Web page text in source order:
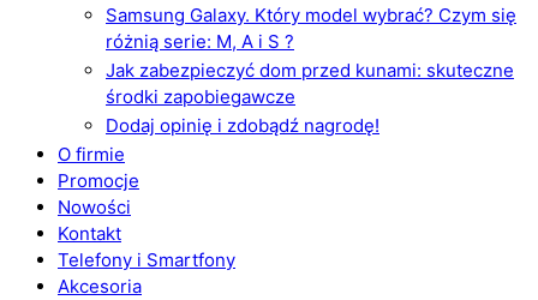
Samsung Galaxy. Który model wybrać? Czym się
różnią serie: M, A i S ?
Jak zabezpieczyć dom przed kunami: skuteczne
środki zapobiegawcze
Dodaj opinię i zdobądź nagrodę!
O firmie
Promocje
Nowości
Kontakt
Telefony i Smartfony
Akcesoria